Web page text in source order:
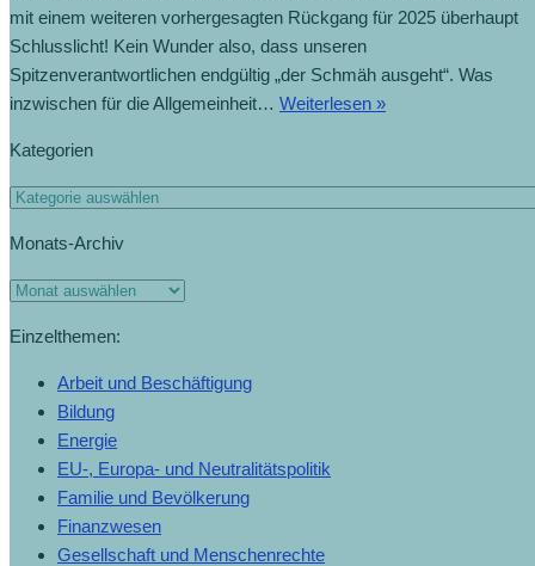
mit einem weiteren vorhergesagten Rückgang für 2025 überhaupt
Schlusslicht! Kein Wunder also, dass unseren
Spitzenverantwortlichen endgültig „der Schmäh ausgeht“. Was
inzwischen für die Allgemeinheit… Weiterlesen »
Kategorien
Monats-Archiv
Einzelthemen:
Arbeit und Beschäftigung
Bildung
Energie
EU-, Europa- und Neutralitätspolitik
Familie und Bevölkerung
Finanzwesen
Gesellschaft und Menschenrechte